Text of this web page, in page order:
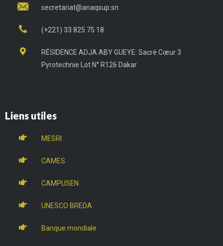
secretariat@anaqsup.sn
(+221) 33 825 75 18
RÉSIDENCE ADJA ABY GUEYE: Sacré Cœur 3
Pyrotechnie Lot N° R126 Dakar
Liens utiles
MESRI
CAMES
CAMPUSEN
UNESCO BREDA
Banque mondiale